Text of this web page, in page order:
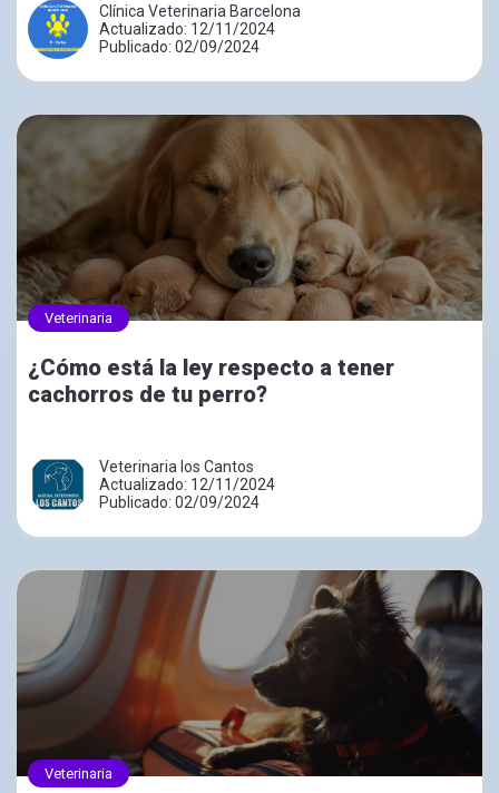
Clínica Veterinaria Barcelona
Actualizado: 12/11/2024
Publicado: 02/09/2024
Veterinaria
¿Cómo está la ley respecto a tener
cachorros de tu perro?
Veterinaria los Cantos
Actualizado: 12/11/2024
Publicado: 02/09/2024
Veterinaria